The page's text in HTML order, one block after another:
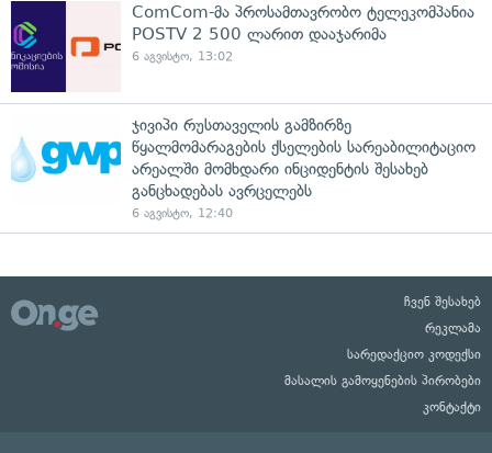
ComCom-მა პროსამთავრობო ტელეკომპანია
POSTV 2 500 ლარით დააჯარიმა
6 აგვისტო, 13:02
ჯივიპი რუსთაველის გამზირზე
წყალმომარაგების ქსელების სარეაბილიტაციო
არეალში მომხდარი ინციდენტის შესახებ
განცხადებას ავრცელებს
6 აგვისტო, 12:40
ჩვენ შესახებ
რეკლამა
სარედაქციო კოდექსი
მასალის გამოყენების პირობები
კონტაქტი